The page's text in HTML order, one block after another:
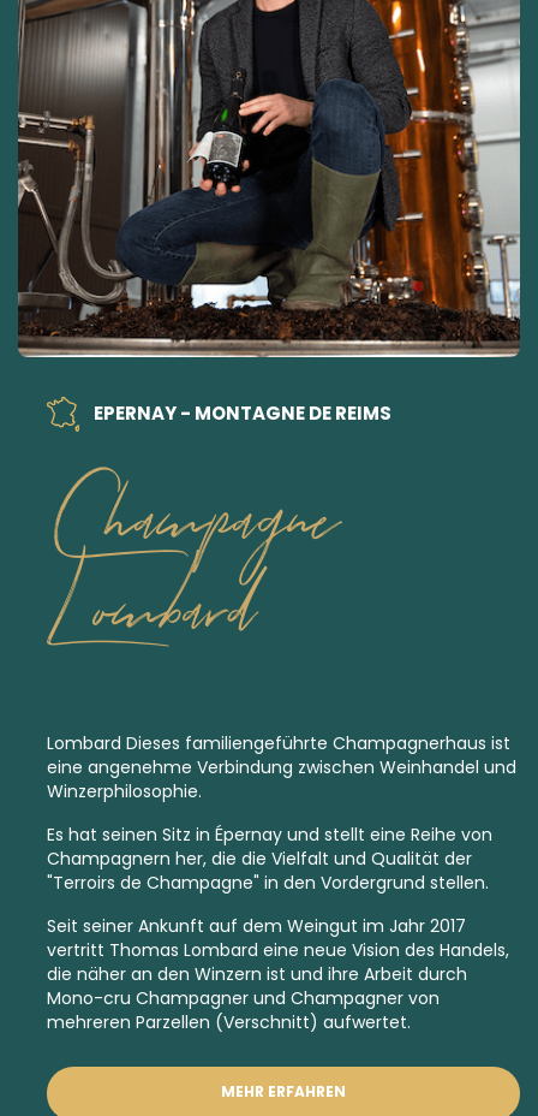
EPERNAY - MONTAGNE DE REIMS
Champagne
Lombard
Lombard Dieses familiengeführte Champagnerhaus ist
eine angenehme Verbindung zwischen Weinhandel und
Winzerphilosophie.
Es hat seinen Sitz in Épernay und stellt eine Reihe von
Champagnern her, die die Vielfalt und Qualität der
"Terroirs de Champagne" in den Vordergrund stellen.
Seit seiner Ankunft auf dem Weingut im Jahr 2017
vertritt Thomas Lombard eine neue Vision des Handels,
die näher an den Winzern ist und ihre Arbeit durch
Mono-cru Champagner und Champagner von
mehreren Parzellen (Verschnitt) aufwertet.
MEHR ERFAHREN